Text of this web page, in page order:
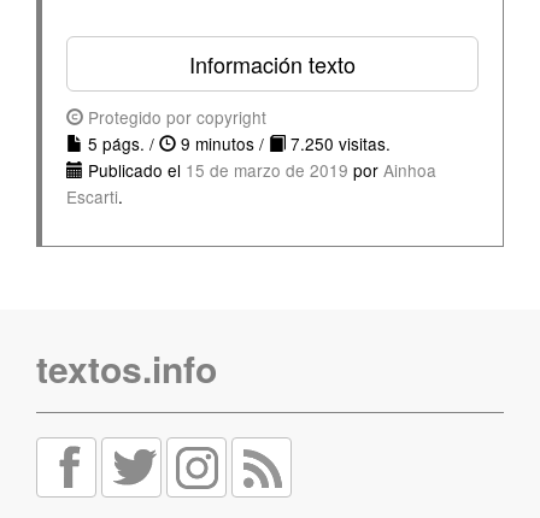
Información texto
Protegido por copyright
5 págs. /
9 minutos /
7.250 visitas.
Publicado el 15 de marzo de 2019 por Ainhoa
Escarti.
textos.info